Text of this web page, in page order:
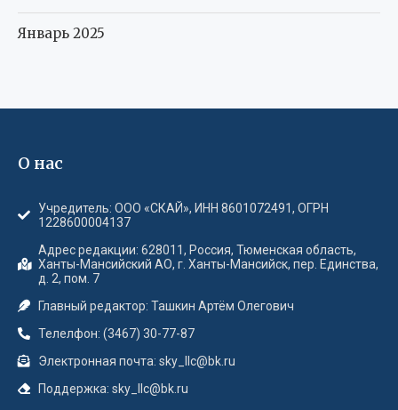
Январь 2025
О нас
Учредитель: ООО «СКАЙ», ИНН 8601072491, ОГРН
1228600004137
Адрес редакции: 628011, Россия, Тюменская область,
Ханты-Мансийский АО, г. Ханты-Мансийск, пер. Единства,
д. 2, пом. 7
Главный редактор: Ташкин Артём Олегович
Телелфон: (3467) 30-77-87
Электронная почта: sky_llc@bk.ru
Поддержка: sky_llc@bk.ru